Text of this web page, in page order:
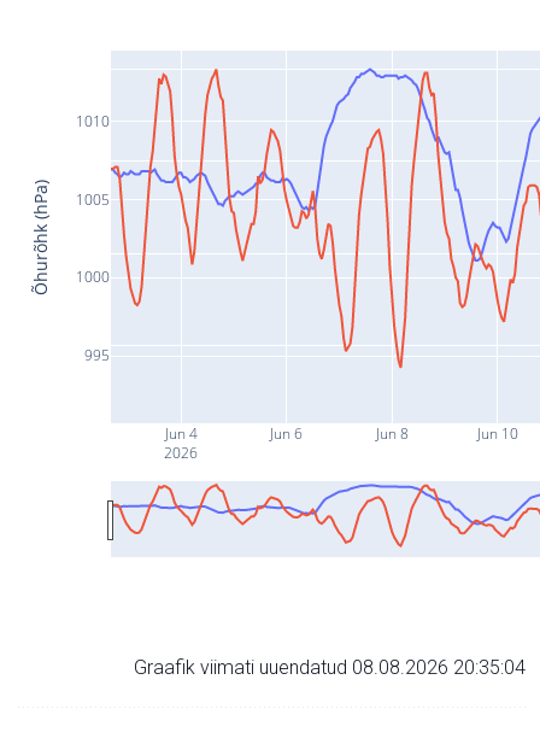
Jun 4
2026
Jun 6 Jun 8 Jun 10
995
1000
1005
1010
Õhurõhk (hPa)
Graafik viimati uuendatud 08.08.2026 20:35:04